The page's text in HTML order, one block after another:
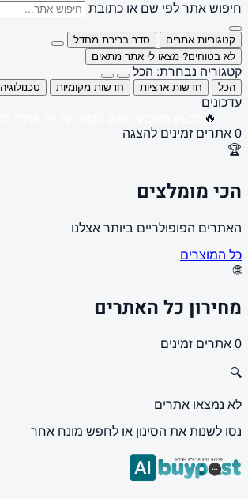
חיפוש אתר לפי שם או כתובת
קטגוריות אתרים
סדר ברירת מחדל
לא בטוחים? מצאו לי אתר מתאים
קטגוריה נבחרת: הכל
הכל חדשות ארציות חדשות מקומיות טכנולוגיה
עדכונים
🔥
0 אתרים זמינים להצגה
🏆
הכי מומלצים
האתרים הפופולריים ביותר אצלנו
כל המוצרים
🌐
מחירון כל האתרים
0 אתרים זמינים
🔍
לא נמצאו אתרים
נסו לשנות את הסינון או לחפש מונח אחר